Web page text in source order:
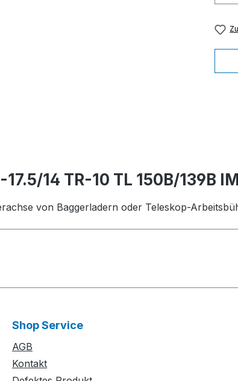
14 TR-10 TL 150B/139B
von Baggerladern oder Teleskop-
Shop Service
AGB
Kontakt